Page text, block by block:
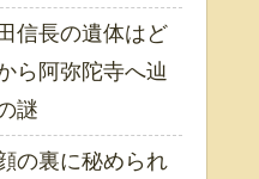
信長の遺体はど
ら阿弥陀寺へ辿
謎
の裏に秘められ